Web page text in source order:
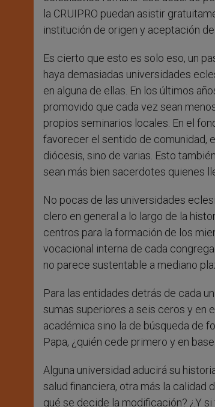
la CRUIPRO puedan asistir
institución de origen y aceptación
Es cierto que esto es solo eso, un
haya demasiadas universidades
en alguna de ellas. En los últimos
promovido que cada vez sean
propios seminarios locales. En el
favorecer el sentido de comunidad,
diócesis, sino de varias. Esto
sean más bien sacerdotes quienes
No pocas de las universidades
clero en general a lo largo de la
centros para la formación de los
vocacional interna de cada
no parece sustentable a mediano
Para las entidades detrás de cada
sumas superiores a seis ceros y en
académica sino la de búsqueda de
Papa, ¿quién cede primero y en
Alguna universidad aducirá su
salud financiera, otra más la calidad
qué se decide la modificación? ¿Y